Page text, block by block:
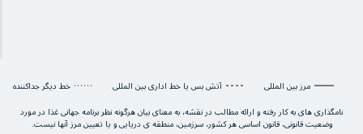
مرز بین المللی آتش بس یا خط اداری بین المللی
خط دیگر جداکننده
نامگذاری های به کار رفته و ارائه مطالب در نقشه، به معنای بیان هرگونه نظر برنامه جهانی غذا در مورد
وضعیت قانونی، قانون اساسی هر کشور، سرزمین، منطقه ی دریایی و یا تعیین مرز آنها نیست.